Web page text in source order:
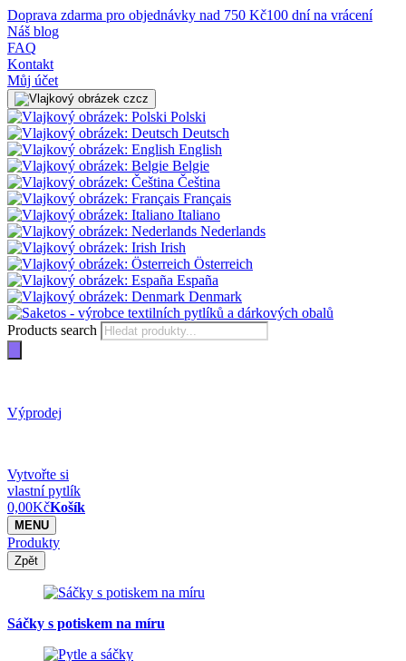
Doprava zdarma pro objednávky nad 750 Kč100 dní na vrácení
Náš blog
FAQ
Kontakt
Můj účet
cz
Polski
Deutsch
English
Belgie
Čeština
Français
Italiano
Nederlands
Irish
Österreich
España
Denmark
Products search
Výprodej
Vytvořte si
vlastní pytlík
0,00KčKošík
MENU
Produkty
Zpět
Sáčky s potiskem na míru